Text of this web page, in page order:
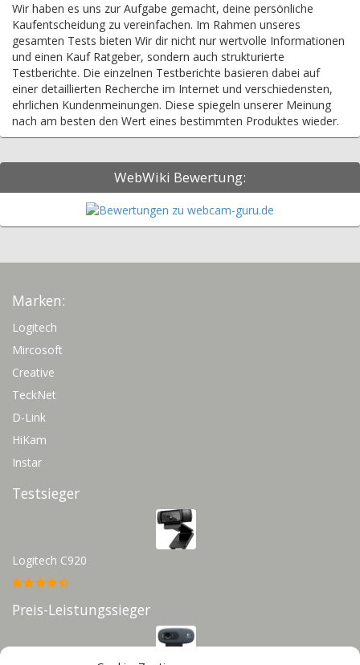
Wir haben es uns zur Aufgabe gemacht, deine persönliche
Kaufentscheidung zu vereinfachen. Im Rahmen unseres
gesamten Tests bieten Wir dir nicht nur wertvolle Informationen
und einen Kauf Ratgeber, sondern auch strukturierte
Testberichte. Die einzelnen Testberichte basieren dabei auf
einer detaillierten Recherche im Internet und verschiedensten,
ehrlichen Kundenmeinungen. Diese spiegeln unserer Meinung
nach am besten den Wert eines bestimmten Produktes wieder.
WebWiki Bewertung:
Marken:
Logitech
Mircosoft
Creative
TeckNet
D-Link
HiKam
Instar
Testsieger
Logitech C920
Preis-Leistungssieger